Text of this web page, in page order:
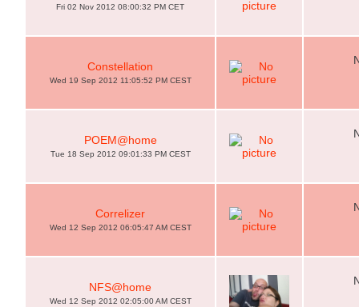
Fri 02 Nov 2012 08:00:32 PM CET
Constellation
Wed 19 Sep 2012 11:05:52 PM CEST
POEM@home
Tue 18 Sep 2012 09:01:33 PM CEST
Correlizer
Wed 12 Sep 2012 06:05:47 AM CEST
NFS@home
Wed 12 Sep 2012 02:05:00 AM CEST